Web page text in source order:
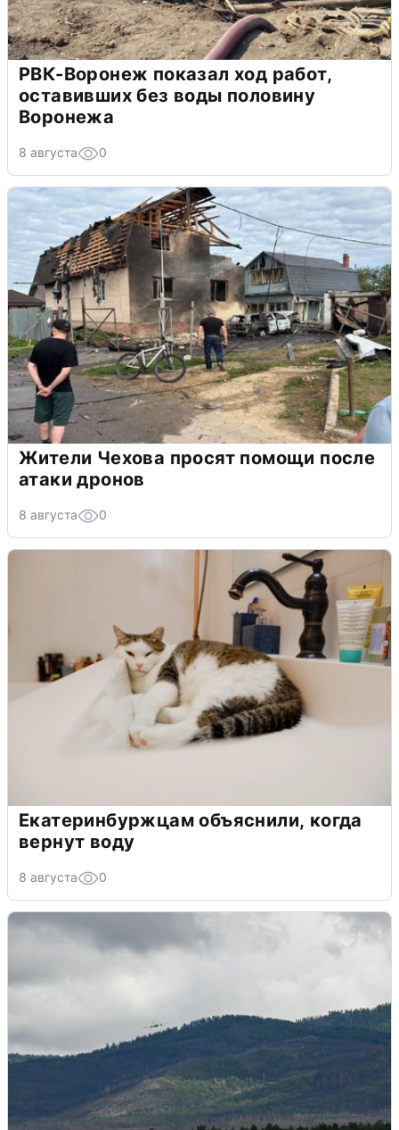
РВК-Воронеж показал ход работ,
оставивших без воды половину
Воронежа
8 августа 0
Жители Чехова просят помощи после
атаки дронов
8 августа 0
Екатеринбуржцам объяснили, когда
вернут воду
8 августа 0